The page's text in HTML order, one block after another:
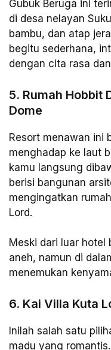
Gubuk Beruga ini
di desa nelayan
bambu, dan atap
begitu sederhana,
dengan cita rasa
5. Rumah Hobbit
Dome
Resort menawan ini
menghadap ke laut
kamu langsung
berisi bangunan
mengingatkan
Lord.
Meski dari luar hotel
aneh, namun di
menemukan
6. Kai Villa Kuta
Inilah salah satu
madu yang